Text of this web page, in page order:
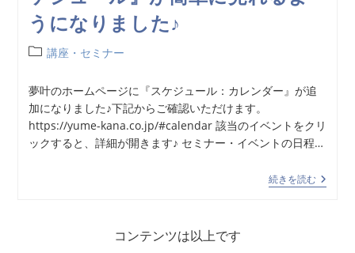
うになりました♪
講座・セミナー
夢叶のホームページに『スケジュール：カレンダー』が追
加になりました♪下記からご確認いただけます。
https://yume-kana.co.jp/#calendar 該当のイベントをクリ
ックすると、詳細が開きます♪ セミナー・イベントの日程…
続きを読む
コンテンツは以上です